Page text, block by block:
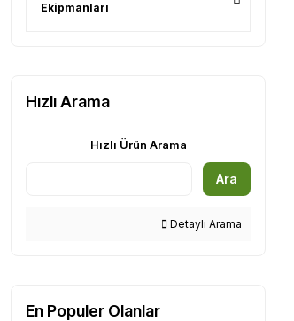
Ekipmanları
Hızlı Arama
Hızlı Ürün Arama
Ara
Detaylı Arama
En Populer Olanlar